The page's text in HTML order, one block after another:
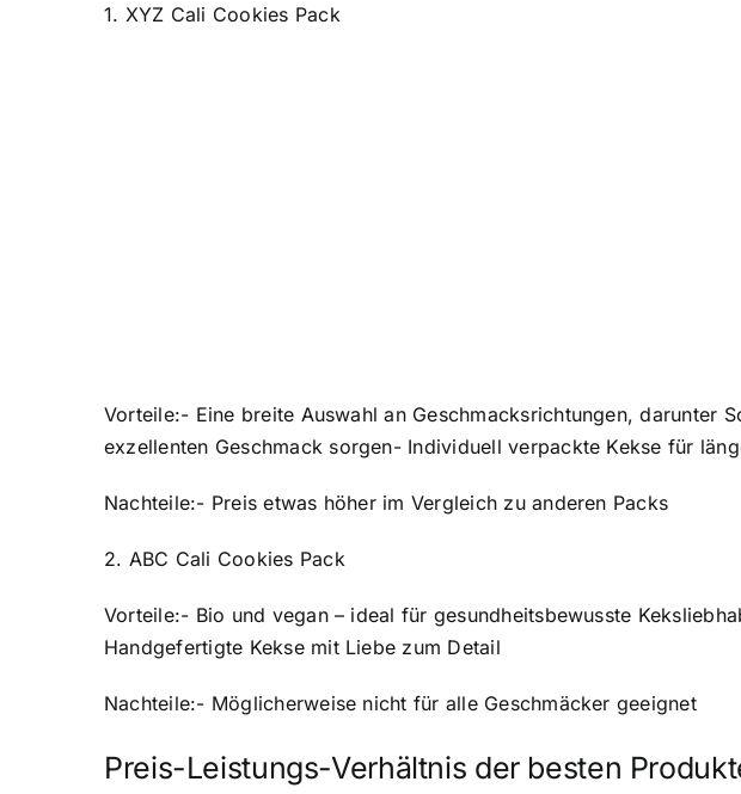
1. XYZ Cali Cookies Pack
Vorteile:- Eine breite Auswahl an Geschmacksrichtungen,
exzellenten Geschmack sorgen- Individuell verpackte Kekse für
Nachteile:- Preis etwas höher im Vergleich zu anderen Packs
2. ABC Cali Cookies Pack
Vorteile:- Bio und vegan – ideal für gesundheitsbewusste
Handgefertigte Kekse mit Liebe zum Detail
Nachteile:- Möglicherweise nicht für alle Geschmäcker geeignet
Preis-Leistungs-Verhältnis der besten